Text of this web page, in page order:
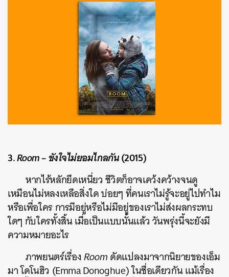
3.Room – ขังใจไม่ยอมไกลกัน(2015)
หากไร้หลักยึดเหนี่ยว ชีวิตก็อาจเคว้งคว้างจนดู
เหมือนไม่หลงเหลือสิ่งใด บ่อยๆ ที่คนเราไม่รู้จะอยู่ไปทำไม
หรือเพื่อใคร การมีอยู่หรือไม่มีอยู่ของเราไม่ส่งผลกระทบ
ใดๆ กับใครทั้งสิ้น เมื่อเป็นแบบนั้นแล้ว วันพรุ่งนี้จะยังมี
ความหมายอะไร
ภาพยนตร์เรื่องRoomดัดแปลงมาจากนิยายของเอ็ม
มา โดโนฮิว (Emma Donoghue) ในชื่อเดียวกัน แม้เรื่อง